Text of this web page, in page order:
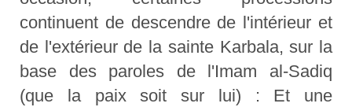
continuent de descendre de l'intérieur et
de l'extérieur de la sainte Karbala, sur la
base des paroles de l'Imam al-Sadiq
(que la paix soit sur lui) : Et une